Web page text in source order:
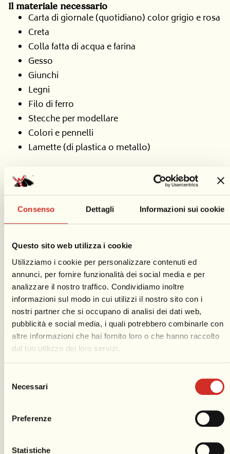
Consenso Dettagli Informazioni sui cookie
Questo sito web utilizza i cookie
Utilizziamo i cookie per personalizzare contenuti ed
annunci, per fornire funzionalità dei social media e per
analizzare il nostro traffico. Condividiamo inoltre
informazioni sul modo in cui utilizzi il nostro sito con i
nostri partner che si occupano di analisi dei dati web,
pubblicità e social media, i quali potrebbero combinarle con
altre informazioni che hai fornito loro o che hanno raccolto
dal tuo utilizzo dei loro servizi.
delNecessari
Preferenze
Statistiche
Il materiale necessario
Carta di giornale (quotidiano) color grigio e rosa
Creta
Colla fatta di acqua e farina
Gesso
Giunchi
Legni
Filo di ferro
Stecche per modellare
Colori e pennelli
Lamette (di plastica o metallo)
Per prima cosa bisogna ideare, disegnare e
colorare il soggetto del bozzetto.
Costruire con giunchi, legno e filo di ferro
l’armatura che dovrà sostenere la creta.
Rivestire l’armatura con la creta che verrà
modellata con le mani e con qualche semplice
attrezzo (tipo delle stecche).
Inserire sul modello di creta le lamelle che
permetteranno il distacco dei due calchi
Con un grosso pennello spruzzare il gesso sul
lamelle, si otterranno due forme concave.
Applicare sulla forma concava di gesso ottenuta
pezzi di carta di giornale, facendoli ben aderire.
Proseguire sovrapponendo strati di carta grigia e
rosa alternati, spennellati di colla di farina.